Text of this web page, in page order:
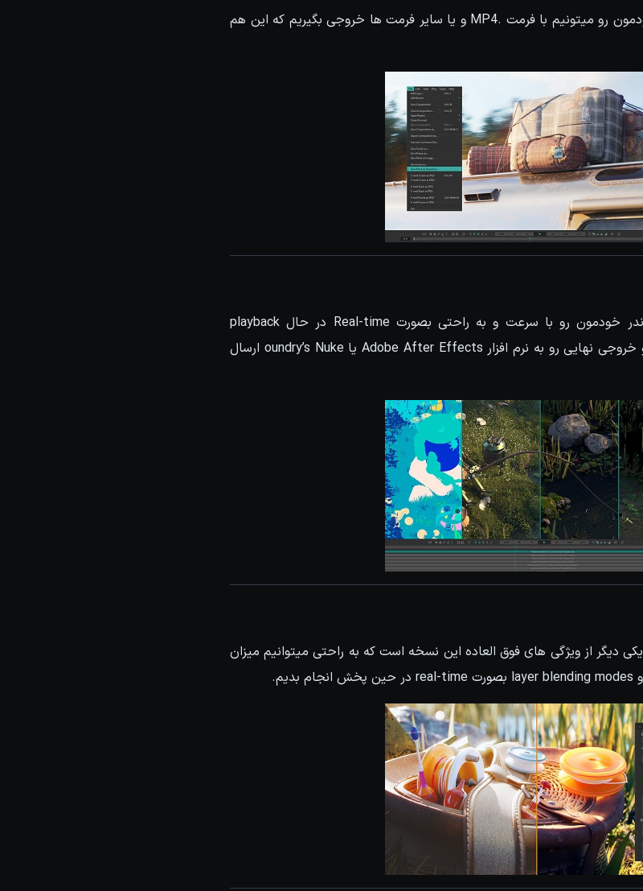
کات ها و editها و ترکیب بندی های خودمون رو میتونیم با فرمت .MP4 و یا سایر فرمت ها خروجی بگیریم که این هم
این قابلیت فراهم شده که لایه های رندر خودمون رو با سرعت و به راحتی بصورت Real-time در حال playback
کامپوزیت و یا به اصطلاح ترکیب کنیم و خروجی نهایی رو به نرم افزار Adobe After Effects یا oundry’s Nuke ارسال
تنظیم رنگ لایه ها در هنگام Playback یکی دیگر از ویژگی های فوق العاده این نسخه است که به راحتی میتوانیم میزان